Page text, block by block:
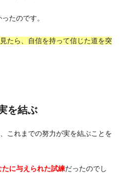
たのです。
たら、自信を持って信じた道を突
を結ぶ
これまでの努力が実を結ぶことを
に与えられた試練だったのでし